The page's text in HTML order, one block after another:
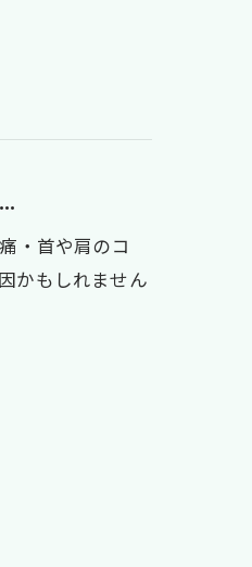
・首や肩のコ
かもしれません